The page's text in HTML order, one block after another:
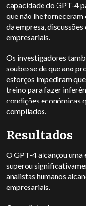
capacidade do GPT-4
que não lhe
da empresa,
empresariais.
Os investigadores
soubesse de que ano
esforços impediram
treino para fazer
condições económicas
compilados.
Resultados
O GPT-4 alcançou uma
superou
analistas humanos
empresariais.